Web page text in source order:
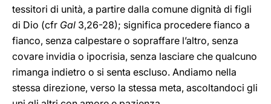
tessitori di unità, a partire dalla comune dignità di figli
di Dio (cfr Gal 3,26-28); significa procedere fianco a
fianco, senza calpestare o sopraffare l’altro, senza
covare invidia o ipocrisia, senza lasciare che qualcuno
rimanga indietro o si senta escluso. Andiamo nella
stessa direzione, verso la stessa meta, ascoltandoci gli